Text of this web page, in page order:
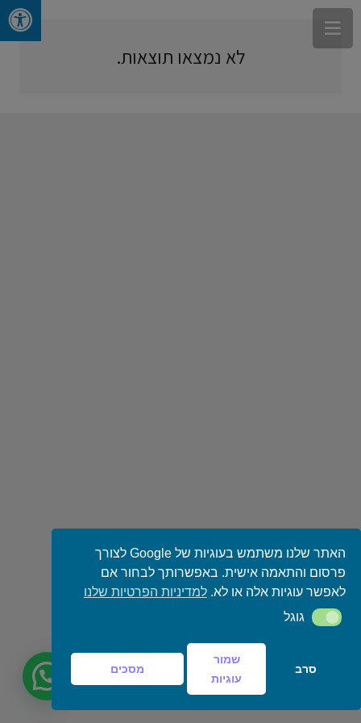
לא נמצאו תוצאות.
האתר שלנו משתמש בעוגיות של Google לצורך
פרסום והתאמה אישית. באפשרותך לבחור אם
לאפשר עוגיות אלה או לא.למדיניות הפרטיות שלנו
גוגל
גוגל
סרב
שמור
עוגיות
מסכים